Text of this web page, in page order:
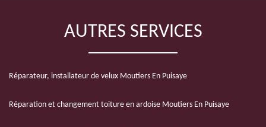
AUTRES SERVICES
Réparateur, installateur de velux Moutiers En Puisaye
Réparation et changement toiture en ardoise Moutiers En Puisaye